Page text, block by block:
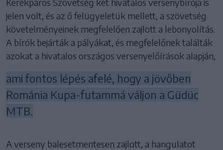
jelen volt, és az ő felügyeletük mellett, a szövetség
követelményeinek megfelelően zajlott a lebonyolítás.
A bírók bejárták a pályákat, és megfelelőnek találták
azokat a hivatalos országos versenyelőírások alapján,
ami fontos lépés afelé, hogy a jövőben
Románia Kupa-futammá váljon a Güdüc
MTB.
A verseny balesetmentesen zajlott, a hangulatot